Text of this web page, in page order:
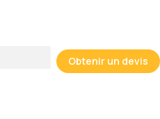
Obtenir un devis